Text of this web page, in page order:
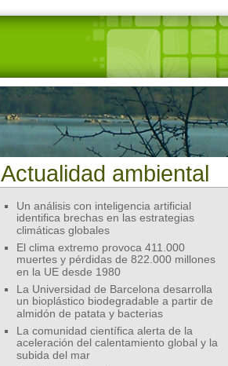
Actualidad ambiental
Un análisis con inteligencia artificial
identifica brechas en las estrategias
climáticas globales
El clima extremo provoca 411.000
muertes y pérdidas de 822.000 millones
en la UE desde 1980
La Universidad de Barcelona desarrolla
un bioplástico biodegradable a partir de
almidón de patata y bacterias
La comunidad científica alerta de la
aceleración del calentamiento global y la
subida del mar